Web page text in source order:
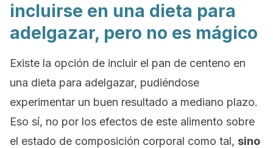
incluirse en una dieta para
adelgazar, pero no es mágico
Existe la opción de incluir el pan de centeno en
una dieta para adelgazar, pudiéndose
experimentar un buen resultado a mediano plazo.
Eso sí, no por los efectos de este alimento sobre
el estado de composición corporal como tal, sino